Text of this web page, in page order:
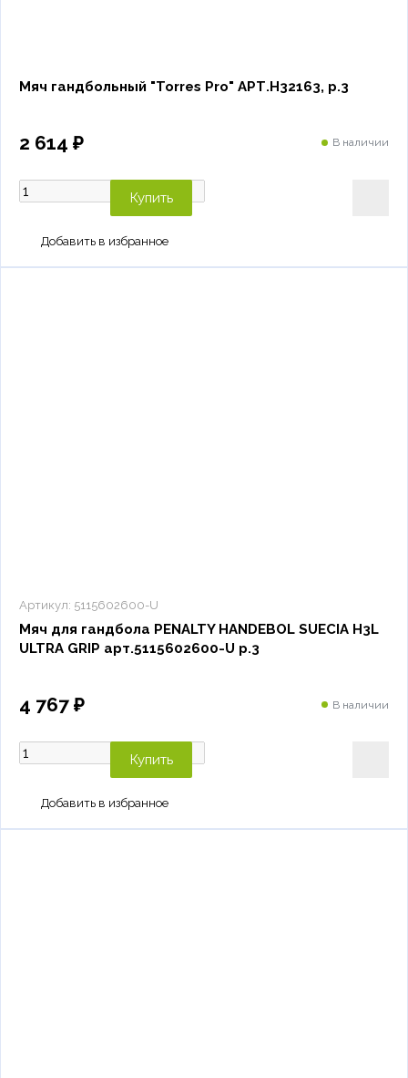
Мяч гандбольный "Torres Pro" АРТ.H32163, р.3
2 614 ₽ В наличии
Купить
Артикул: 5115602600-U
Мяч для гандбола PENALTY HANDEBOL SUECIA H3L
ULTRA GRIP арт.5115602600-U р.3
4 767 ₽ В наличии
Купить